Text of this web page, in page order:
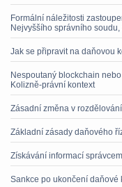
Formální náležitosti
Nejvyššího správního
Jak se připravit na daňovou
Nespoutaný blockchain
Kolizně-právní kontext
Zásadní změna v
Základní zásady daňového
Získávání informací
Sankce po ukončení daňové